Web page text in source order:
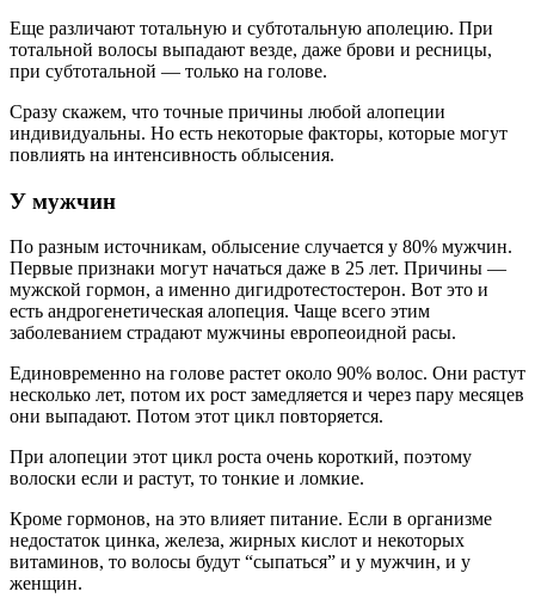
Еще различают тотальную и субтотальную аполецию. При
тотальной волосы выпадают везде, даже брови и ресницы,
при субтотальной — только на голове.
Сразу скажем, что точные причины любой алопеции
индивидуальны. Но есть некоторые факторы, которые могут
повлиять на интенсивность облысения.
У мужчин
По разным источникам, облысение случается у 80% мужчин.
Первые признаки могут начаться даже в 25 лет. Причины —
мужской гормон, а именно дигидротестостерон. Вот это и
есть андрогенетическая алопеция. Чаще всего этим
заболеванием страдают мужчины европеоидной расы.
Единовременно на голове растет около 90% волос. Они растут
несколько лет, потом их рост замедляется и через пару месяцев
они выпадают. Потом этот цикл повторяется.
При алопеции этот цикл роста очень короткий, поэтому
волоски если и растут, то тонкие и ломкие.
Кроме гормонов, на это влияет питание. Если в организме
недостаток цинка, железа, жирных кислот и некоторых
витаминов, то волосы будут “сыпаться” и у мужчин, и у
женщин.